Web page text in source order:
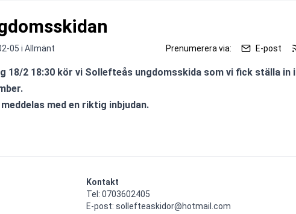
05 i Allmänt Prenumerera via: E-post
18/2 18:30 kör vi Sollefteås ungdomsskida som vi fick ställa in i
med en riktig inbjudan.
Kontakt
Tel: 0703602405
E-post: sollefteaskidor@hotmail.com